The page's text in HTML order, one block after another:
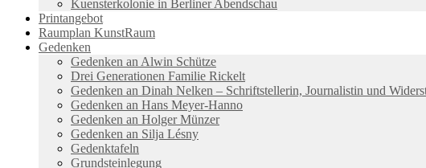
Kuensterkolonie in Berliner Abendschau
Printangebot
Raumplan KunstRaum
Gedenken
Gedenken an Alwin Schütze
Drei Generationen Familie Rickelt
Gedenken an Dinah Nelken – Schriftstellerin, Journalistin und
Gedenken an Hans Meyer-Hanno
Gedenken an Holger Münzer
Gedenken an Silja Lésny
Gedenktafeln
Grundsteinlegung